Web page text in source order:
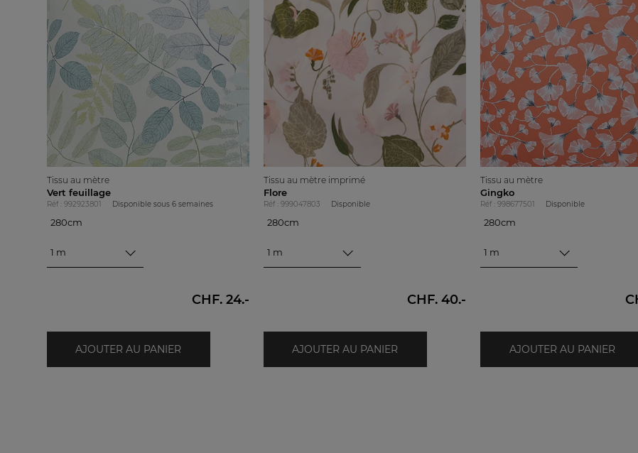
Tissu au mètre
Vert feuillage
Réf : 992923801 Disponible sous 6 semaines
280cm
1 m
CHF. 24.-
AJOUTER AU PANIER
Tissu au mètre imprimé
Flore
Réf : 999047803 Disponible
280cm
1 m
CHF. 40.-
AJOUTER AU PANIER
Tissu au mètre
Gingko
Réf : 998677501 Disponible
280cm
1 m
AJOUTER AU PANIER